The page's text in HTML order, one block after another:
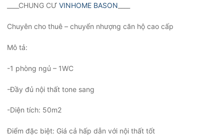
____CHUNG CƯ VINHOME BASON
Chuyên cho thuê – chuyển nhượng căn hộ cao cấp
Mô tả:
-1 phòng ngủ – 1WC
-Đầy đủ nội thất tone sang
-Diện tích: 50m2
Điểm đặc biệt: Giá cả hấp dẫn với nội thất tốt